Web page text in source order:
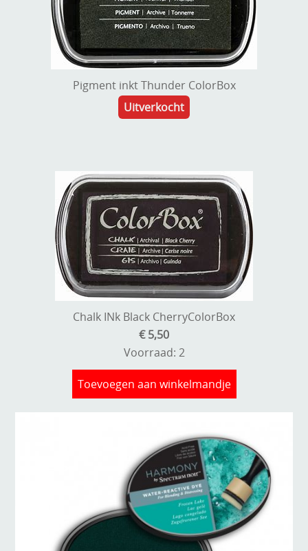
Pigment inkt Thunder ColorBox
Uitverkocht
Chalk INk Black CherryColorBox
€ 5,50
Voorraad: 2
Toevoegen aan winkelmandje